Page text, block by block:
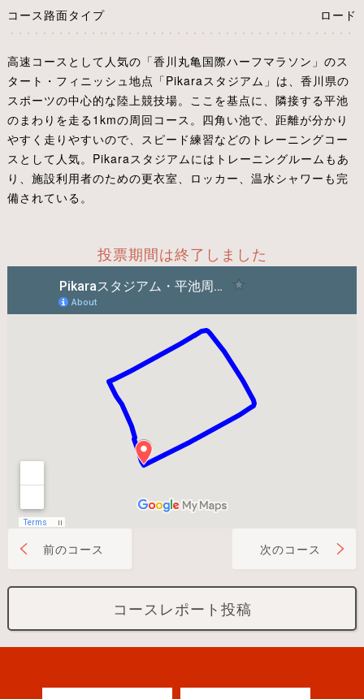
コース路面タイプ ロード
高速コースとして人気の「香川丸亀国際ハーフマラソン」のス
タート・フィニッシュ地点「Pikaraスタジアム」は、香川県の
スポーツの中心的な陸上競技場。ここを基点に、隣接する平池
のまわりを走る1kmの周回コース。四角い池で、距離が分かり
やすく走りやすいので、スピード練習などのトレーニングコー
スとして人気。Pikaraスタジアムにはトレーニングルームもあ
り、施設利用者のための更衣室、ロッカー、温水シャワーも完
備されている。
投票期間は終了しました
次のコース
前のコース
コースレポート投稿